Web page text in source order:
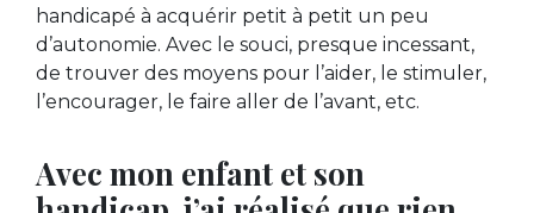
handicapé à acquérir petit à petit un peu
d’autonomie. Avec le souci, presque incessant,
de trouver des moyens pour l’aider, le stimuler,
l’encourager, le faire aller de l’avant, etc.
Avec mon enfant et son